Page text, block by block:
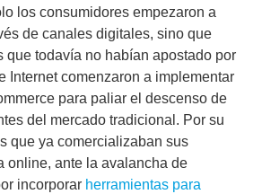
los consumidores empezaron a
de canales digitales, sino que
que todavía no habían apostado por
Internet comenzaron a implementar
para paliar el descenso de
del mercado tradicional. Por su
que ya comercializaban sus
online, ante la avalancha de
incorporar herramientas para